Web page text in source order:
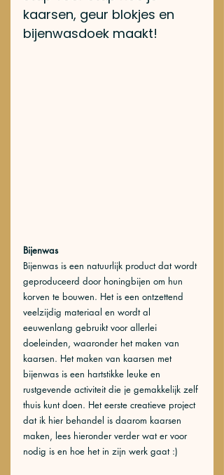
kaarsen, geur blokjes en
bijenwasdoek maakt!
Bijenwas
Bijenwas is een natuurlijk product dat wordt
geproduceerd door honingbijen om hun
korven te bouwen. Het is een ontzettend
veelzijdig materiaal en wordt al
eeuwenlang gebruikt voor allerlei
doeleinden, waaronder het maken van
kaarsen. Het maken van kaarsen met
bijenwas is een hartstikke leuke en
rustgevende activiteit die je gemakkelijk zelf
thuis kunt doen. Het eerste creatieve project
dat ik hier behandel is daarom kaarsen
maken, lees hieronder verder wat er voor
nodig is en hoe het in zijn werk gaat :)